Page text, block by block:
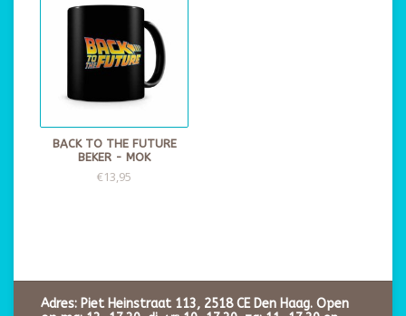
BACK TO THE FUTURE
BEKER - MOK
€13,95
Adres: Piet Heinstraat 113, 2518 CE Den Haag. Open